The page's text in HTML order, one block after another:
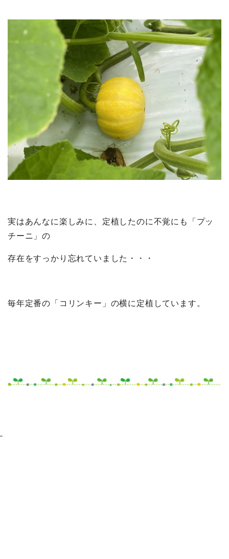
実はあんなに楽しみに、定植したのに不覚にも「プッ
チーニ」の
存在をすっかり忘れていました・・・
毎年定番の「コリンキー」の横に定植しています。